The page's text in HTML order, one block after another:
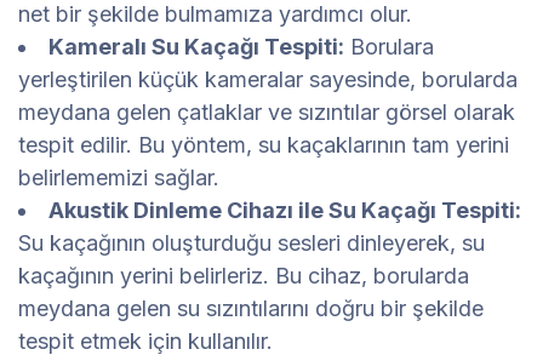
net bir şekilde bulmamıza yardımcı olur.
Kameralı Su Kaçağı Tespiti: Borulara
yerleştirilen küçük kameralar sayesinde, borularda
meydana gelen çatlaklar ve sızıntılar görsel olarak
tespit edilir. Bu yöntem, su kaçaklarının tam yerini
belirlememizi sağlar.
Akustik Dinleme Cihazı ile Su Kaçağı Tespiti:
Su kaçağının oluşturduğu sesleri dinleyerek, su
kaçağının yerini belirleriz. Bu cihaz, borularda
meydana gelen su sızıntılarını doğru bir şekilde
tespit etmek için kullanılır.